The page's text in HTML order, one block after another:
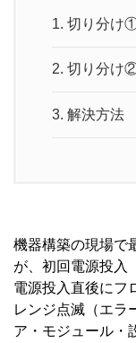
1. 切り分け
2. 切り分け
3. 解決方法
機器構築の現場で
が、初回電源投入
電源投入直後にフ
レンジ点滅（エラ
ア・モジュール・